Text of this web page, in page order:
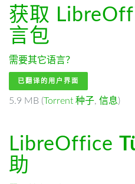
获取
言包
需要其它语言？
已翻译的用户界面
5.9 MB (Torrent 种子, 信息)
LibreOffice
助